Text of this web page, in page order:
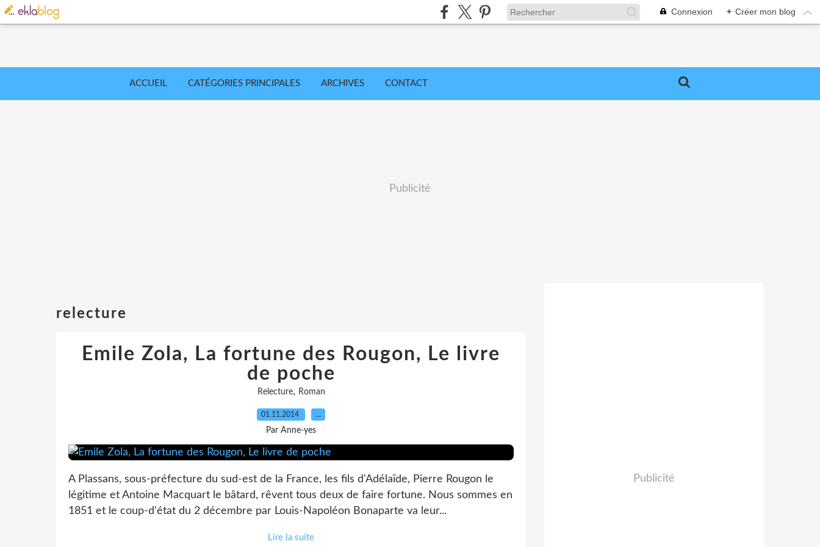
Connexion + Créer mon blog
ACCUEIL CATÉGORIES PRINCIPALES ARCHIVES CONTACT
Publicité
relecture
Emile Zola, La fortune des Rougon, Le livre
de poche
Relecture, Roman
01.11.2014 …
Par Anne-yes
A Plassans, sous-préfecture du sud-est de la France, les fils d'Adélaïde, Pierre Rougon le
légitime et Antoine Macquart le bâtard, rêvent tous deux de faire fortune. Nous sommes en
1851 et le coup-d'état du 2 décembre par Louis-Napoléon Bonaparte va leur...
Lire la suite
Publicité